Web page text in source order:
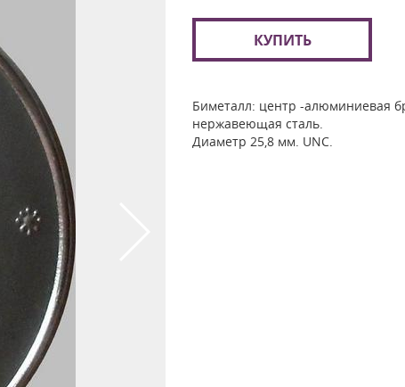
КУПИТЬ
Биметалл: центр -алюминиевая
нержавеющая сталь.
Диаметр 25,8 мм. UNC.